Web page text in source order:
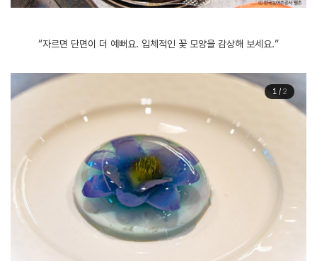
“자르면 단면이 더 예뻐요. 입체적인 꽃 모양을 감상해 보세요.”
1/ 2